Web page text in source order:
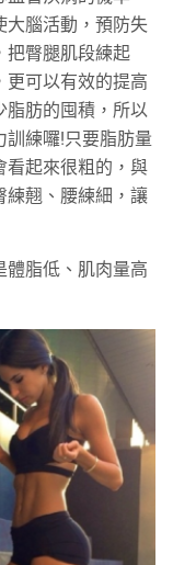
大腦活動，預防失
把臀腿肌段練起
更可以有效的提高
脂肪的囤積，所以
訓練囉!只要脂肪量
看起來很粗的，與
練翹、腰練細，讓
體脂低、肌肉量高